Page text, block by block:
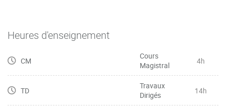
Heures d'enseignement
CM
Cours
Magistral
4h
TD
Travaux
Dirigés
14h